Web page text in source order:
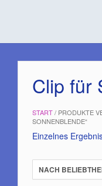
START/ PRODUKTE
SONNENBLENDE“
Clip für
Einzelnes